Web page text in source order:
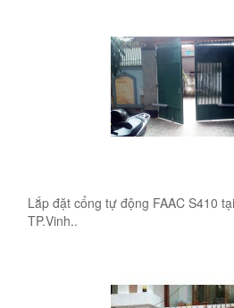
Lắp đặt cổng tự động FAAC S410
TP.Vinh..